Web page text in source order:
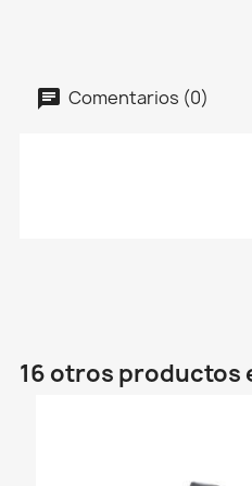
Comentarios (0)
16 otros productos